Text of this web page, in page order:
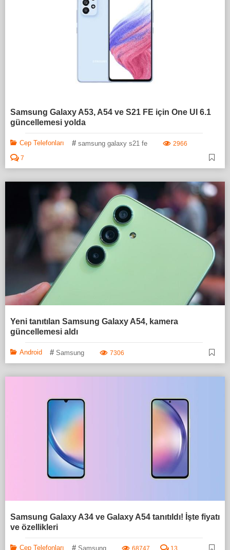
Samsung Galaxy A53, A54 ve S21 FE için One UI 6.1
güncellemesi yolda
Cep Telefonları # samsung galaxy s21 fe
2966
7
Yeni tanıtılan Samsung Galaxy A54, kamera
güncellemesi aldı
Android # Samsung 7306
Samsung Galaxy A34 ve Galaxy A54 tanıtıldı! İşte fiyatı
ve özellikleri
Cep Telefonları # Samsung 68747 13